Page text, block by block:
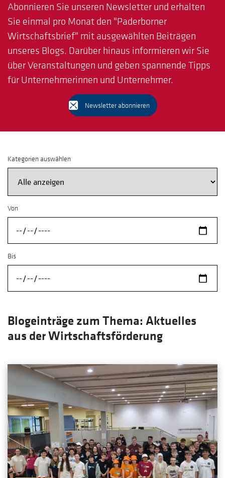
Abonnieren Sie unseren Newsletter und erhalten
Sie einmal pro Monat den "Paderborner
Wirtschaftsbrief" mit ausgewählten Beiträgen
unseres Blogs. Darüber hinaus informieren wir Sie
über Veranstaltungen und geben spannende Tipps
für Unternehmerinnen und Unternehmer.
Newsletter abonnieren
Kategorien auswählen
Von
Bis
Blogeinträge zum Thema: Aktuelles
aus der Wirtschaftsförderung